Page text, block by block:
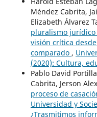
Méndez Cabrita,
Elizabeth Álvarez
pluralismo jurídico
visión crítica
comparado ,
(2020): Cultura,
Pablo David
Cabrita, Jerson
proceso de
Universidad y
¿Trasmitimos